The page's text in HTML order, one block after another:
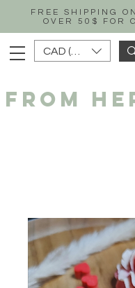
FREE SHIPPING
OVER 50$ FOR
CAD (C$)
FROM